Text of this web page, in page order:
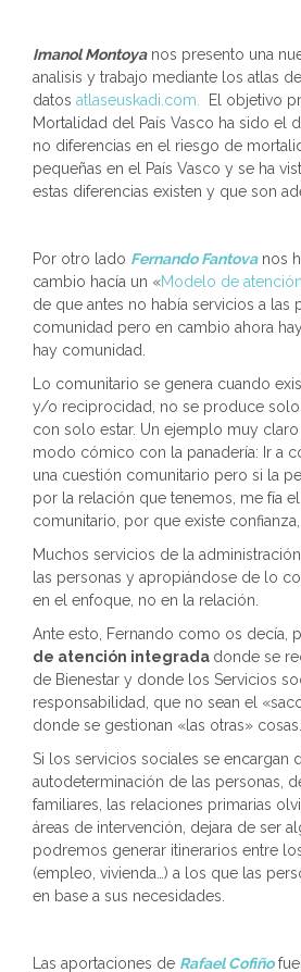
Imanol Montoyanos presento una
analisis y trabajo mediante los atlas de
datos atlaseuskadi.com.
El objetivo
Mortalidad del País Vasco ha sido el
no diferencias en el riesgo de
pequeñas en el País Vasco y se ha
estas diferencias existen y que son
Por otro lado Fernando Fantovanos
cambio hacía un «Modelo de
de que antes no había servicios a las
comunidad pero en cambio ahora
hay comunidad.
Lo comunitario se genera cuando
y/o reciprocidad, no se produce solo
con solo estar. Un ejemplo muy
modo cómico con la panadería: Ir a
una cuestión comunitario pero si la
por la relación que tenemos, me fía
comunitario, por que existe
Muchos servicios de la
las personas y apropiándose de lo
en el enfoque, no en la relación.
Ante esto, Fernando como os decía,
de atención integrada donde se
de Bienestar y donde los Servicios
responsabilidad, que no sean el
donde se gestionan «las otras» cosas.
Si los servicios sociales se encargan
autodeterminación de las personas,
familiares, las relaciones primarias
áreas de intervención, dejara de ser
podremos generar itinerarios entre
(empleo, vivienda…) a los que las
en base a sus necesidades.
Las aportaciones de Rafael Cofiño